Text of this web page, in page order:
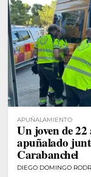
APUÑALAMIENTO
Un joven de 22
apuñalado
Carabanchel
DIEGO DOMINGO